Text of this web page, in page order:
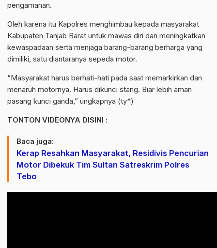
pengamanan.
Oleh karena itu Kapolres menghimbau kepada masyarakat
Kabupaten Tanjab Barat untuk mawas diri dan meningkatkan
kewaspadaan serta menjaga barang-barang berharga yang
dimiliki, satu diantaranya sepeda motor.
“Masyarakat harus berhati-hati pada saat memarkirkan dan
menaruh motornya. Harus dikunci stang. Biar lebih aman
pasang kunci ganda,” ungkapnya (ty*)
TONTON VIDEONYA DISINI :
Baca juga:
Kerap Resahkan Masyarakat, Residivis Pencurian
Motor Dibekuk Tim Sultan Satreskrim Polres
Tebo